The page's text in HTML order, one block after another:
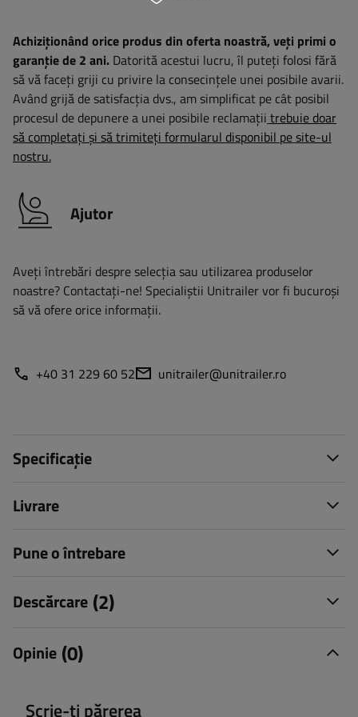
Achiziționând orice produs din oferta noastră, veți primi o
garanție de 2 ani. Datorită acestui lucru, îl puteți folosi fără
să vă faceți griji cu privire la consecințele unei posibile avarii.
Având grijă de satisfacția dvs., am simplificat pe cât posibil
procesul de depunere a unei posibile reclamații trebuie doar
să completați și să trimiteți formularul disponibil pe site-ul
nostru.
Ajutor
Aveți întrebări despre selecția sau utilizarea produselor
noastre? Contactaţi-ne! Specialiștii Unitrailer vor fi bucuroși
să vă ofere orice informații.
+40 31 229 60 52 unitrailer@unitrailer.ro
Specificație
Livrare
Pune o întrebare
Descărcare (2)
Opinie (0)
Scrie-ți părerea